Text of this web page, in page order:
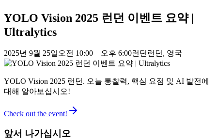
YOLO Vision 2025 런던 이벤트 요약 |
Ultralytics
2025년 9월 25일 오전 10:00 – 오후 6:00런던 런던, 영국
YOLO Vision 2025 런던. 오늘 통찰력, 핵심 요점 및 AI 발전에
대해 알아보십시오!
Check out the event!
앞서 나가십시오